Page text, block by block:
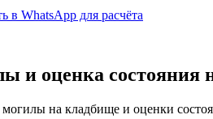
в WhatsApp для расчёта
и оценка
на кладбище и оценки